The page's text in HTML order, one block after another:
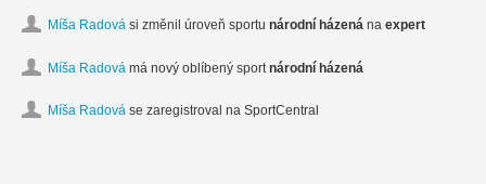
Míša Radová si změnil úroveň sportu národní házená na expert
Míša Radová má nový oblíbený sport národní házená
Míša Radová se zaregistroval na SportCentral